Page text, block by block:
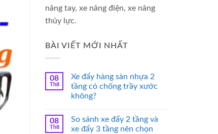
nâng tay, xe nâng điện, xe nâng
thủy lực.
BÀI VIẾT MỚI NHẤT
08
Th8
Xe đẩy hàng sàn nhựa 2
tầng có chống trầy xước
không?
08
Th8
So sánh xe đẩy 2 tầng và
xe đẩy 3 tầng nên chọn